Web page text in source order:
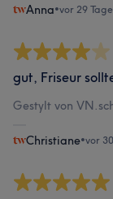
Anna•vor 29
gut, Friseur
Gestylt von
Christiane•vor